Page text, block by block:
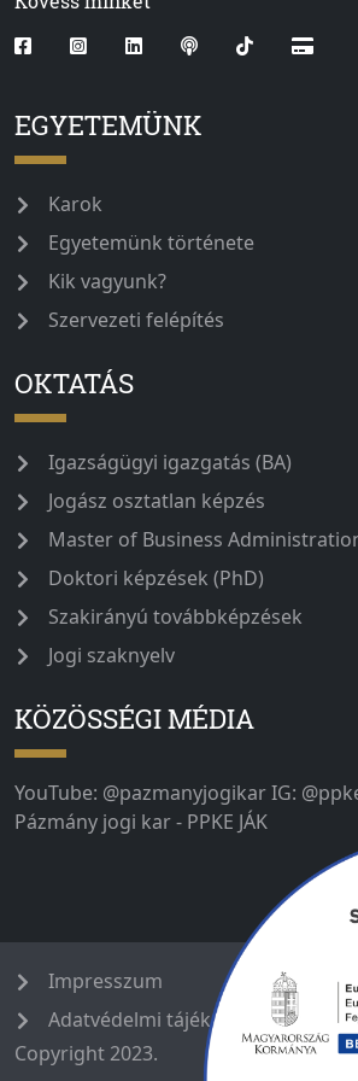
EGYETEMÜNK
Karok
Egyetemünk története
Kik vagyunk?
Szervezeti felépítés
OKTATÁS
Igazságügyi igazgatás (BA)
Jogász osztatlan képzés
Master of Business
Doktori képzések (PhD)
Szakirányú továbbképzések
Jogi szaknyelv
KÖZÖSSÉGI MÉDIA
YouTube: @pazmanyjogikar IG:
Pázmány jogi kar - PPKE JÁK
Impresszum
Adatvédelmi tájékoztató
Copyright 2023.